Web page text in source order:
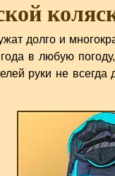
долго и
в любую
руки не всегда